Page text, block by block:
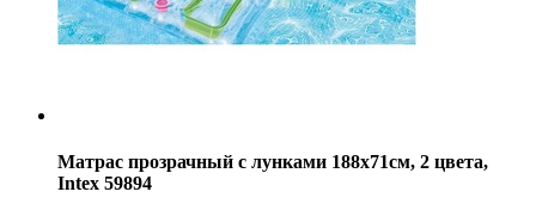
Матрас прозрачный с лунками 188х71см, 2 цвета,
Intex 59894